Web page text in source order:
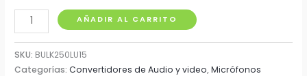
Extensión
de
Micrófono
XLR
AÑADIR AL CARRITO
SKU: BULK250LU15
Categorías:Convertidores de Audio y video,Micrófonos